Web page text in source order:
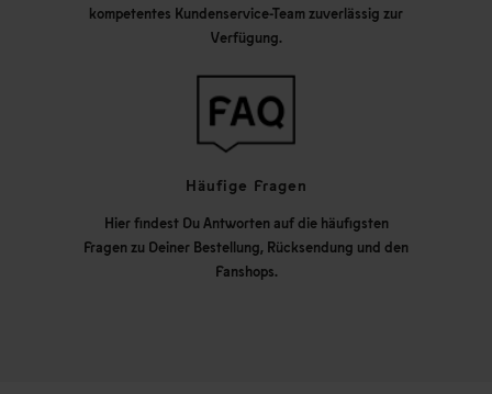
kompetentes Kundenservice-Team zuverlässig zur
Verfügung.
Häufige Fragen
Hier findest Du Antworten auf die häufigsten
Fragen zu Deiner Bestellung, Rücksendung und den
Fanshops.